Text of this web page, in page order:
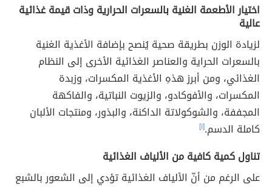
اختيار الأطعمة الغنية بالسعرات الحرارية وذات قيمة غذائية
عالية
لزيادة الوزن بطريقة صحية يُنصح بإضافة الأغذية الغنية
بالسعرات الحراية والعناصر الغذائية الأخرى إلى النظام
الغذائي، ومن أبرز هذهِ الأغذية المكسرات، وزبدة
المكسرات، والأفوكادو، والزيوت النباتية، والفاكهة
المجففة، والشوكولاتة الداكنة، والبذور، ومنتجات الألبان
كاملة الدسم.[١]
تناول كمية كافية من الألياف الغذائية
على الرغم من أنّ الألياف الغذائية تؤدي إلى الشعور بالشبع